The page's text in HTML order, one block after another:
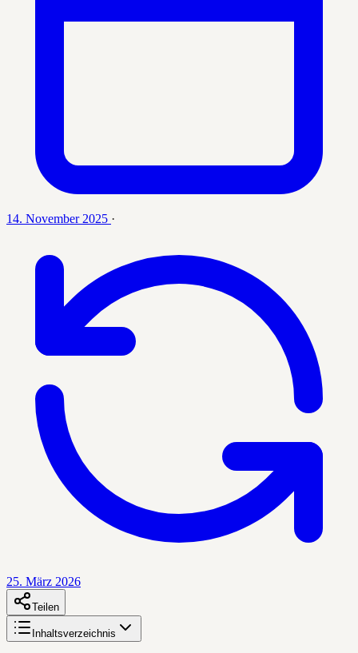
14. November 2025 ·
25. März 2026
Teilen
Inhaltsverzeichnis